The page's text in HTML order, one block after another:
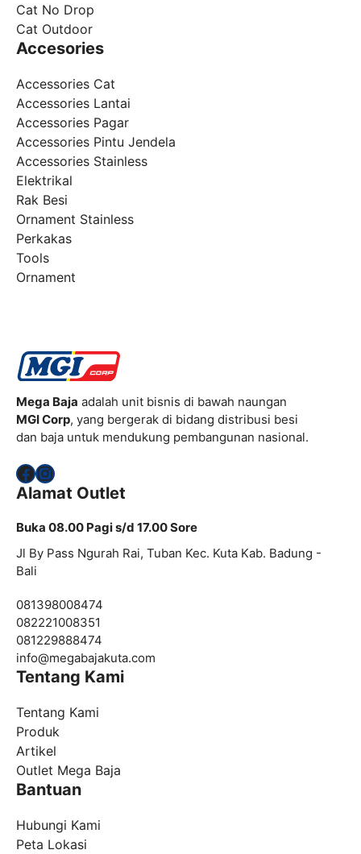
Cat No Drop
Cat Outdoor
Accesories
Accessories Cat
Accessories Lantai
Accessories Pagar
Accessories Pintu Jendela
Accessories Stainless
Elektrikal
Rak Besi
Ornament Stainless
Perkakas
Tools
Ornament
Mega Baja adalah unit bisnis di bawah naungan
MGI Corp, yang bergerak di bidang distribusi besi
dan baja untuk mendukung pembangunan nasional.
Facebook
Instagram
Alamat Outlet
Buka 08.00 Pagi s/d 17.00 Sore
Jl By Pass Ngurah Rai, Tuban Kec. Kuta Kab. Badung -
Bali
081398008474
082221008351
081229888474
info@megabajakuta.com
Tentang Kami
Tentang Kami
Produk
Artikel
Outlet Mega Baja
Bantuan
Hubungi Kami
Peta Lokasi